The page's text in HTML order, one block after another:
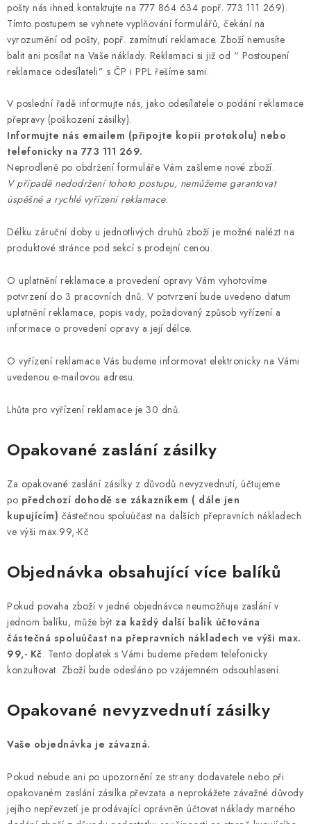
pošty nás ihned kontaktujte na 777 864 634 popř. 773 111 269).
Tímto postupem se vyhnete vyplňování formulářů, čekání na
vyrozumění od pošty, popř. zamítnutí reklamace. Zboží nemusíte
balit ani posílat na Vaše náklady. Reklamaci si již od “ Postoupení
reklamace odesílateli” s ČP i PPL řešíme sami.
V poslední řadě informujte nás, jako odesílatele o podání reklamace
přepravy (poškození zásilky).
Informujte nás emailem (připojte kopii protokolu) nebo
telefonicky na 773 111 269.
Neprodleně po obdržení formuláře Vám zašleme nové zboží.
V případě nedodržení tohoto postupu, nemůžeme garantovat
úspěšné a rychlé vyřízení reklamace.
Délku záruční doby u jednotlivých druhů zboží je možné nalézt na
produktové stránce pod sekcí s prodejní cenou.
O uplatnění reklamace a provedení opravy Vám vyhotovíme
potvrzení do 3 pracovních dnů. V potvrzení bude uvedeno datum
uplatnění reklamace, popis vady, požadovaný způsob vyřízení a
informace o provedení opravy a její délce.
O vyřízení reklamace Vás budeme informovat elektronicky na Vámi
uvedenou e-mailovou adresu.
Lhůta pro vyřízení reklamace je 30 dnů.
Opakované zaslání zásilky
Za opakované zaslání zásilky z důvodů nevyzvednutí, účtujeme
po předchozí dohodě se zákazníkem ( dále jen
kupujícím) částečnou spoluúčast na dalších přepravních nákladech
ve výši max.99,-Kč
Objednávka obsahující více balíků
Pokud povaha zboží v jedné objednávce neumožňuje zaslání v
jednom balíku, může být za každý další balík účtována
částečná spoluúčast na přepravních nákladech ve výši max.
99,- Kč. Tento doplatek s Vámi budeme předem telefonicky
konzultovat. Zboží bude odesláno po vzájemném odsouhlasení.
Opakované nevyzvednutí zásilky
Vaše objednávka je závazná.
Pokud nebude ani po upozornění ze strany dodavatele nebo při
opakovaném zaslání zásilka převzata a neprokážete závažné důvody
jejího nepřevzetí je prodávající oprávněn účtovat náklady marného